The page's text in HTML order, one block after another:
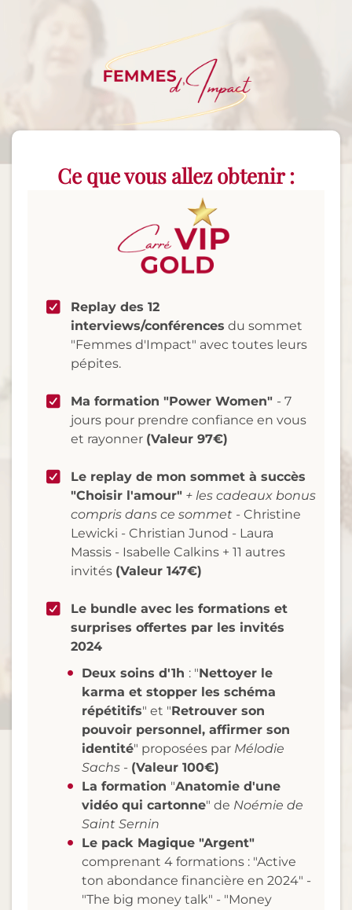
Ce que vous allez obtenir :
Replay des 12
interviews/conférences du sommet
"Femmes d'Impact" avec toutes leurs
pépites.
Ma formation "Power Women" - 7
jours pour prendre confiance en vous
et rayonner (Valeur 97€)
Le replay de mon sommet à succès
"Choisir l'amour" + les cadeaux bonus
compris dans ce sommet - Christine
Lewicki - Christian Junod - Laura
Massis - Isabelle Calkins + 11 autres
invités (Valeur 147€)
Le bundle avec les formations et
surprises offertes par les invités
2024
Deux soins d'1h : "Nettoyer le
karma et stopper les schéma
répétitifs" et "Retrouver son
pouvoir personnel, affirmer son
identité" proposées par Mélodie
Sachs- (Valeur 100€)
La formation "Anatomie d'une
vidéo qui cartonne" de Noémie de
Saint Sernin
Le pack Magique "Argent"
comprenant 4 formations : "Active
ton abondance financière en 2024" -
"The big money talk" - "Money